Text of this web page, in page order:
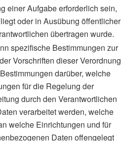
einer Aufgabe erforderlich sein,
oder in Ausübung öffentlicher
übertragen wurde.
spezifische Bestimmungen zur
Vorschriften dieser Verordnung
darüber, welche
für die Regelung der
durch den Verantwortlichen
verarbeitet werden, welche
welche Einrichtungen und für
Daten offengelegt